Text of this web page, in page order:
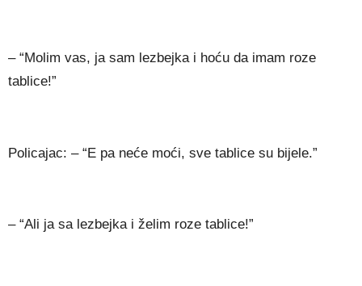
– “Molim vas, ja sam lezbejka i hoću da imam roze
tablice!”
Policajac: – “E pa neće moći, sve tablice su bijele.”
– “Ali ja sa lezbejka i želim roze tablice!”